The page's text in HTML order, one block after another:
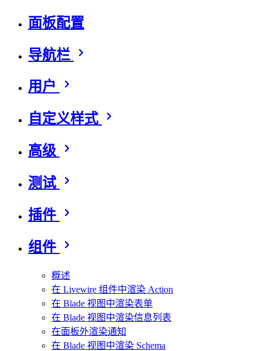
面板配置
导航栏
用户
自定义样式
高级
测试
插件
组件
概述
在 Livewire 组件中渲染 Action
在 Blade 视图中渲染表单
在 Blade 视图中渲染信息列表
在面板外渲染通知
在 Blade 视图中渲染 Schema